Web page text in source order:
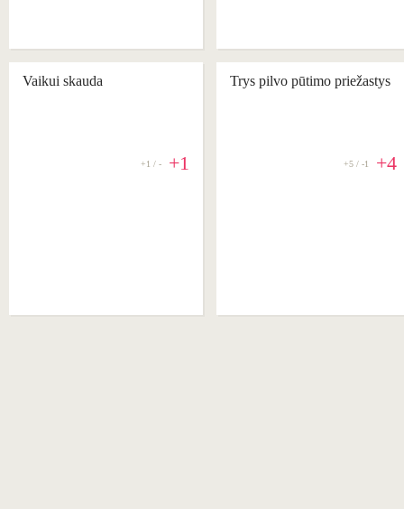
Vaikui skauda
+1 / - +1
Trys pilvo pūtimo priežastys
+5 / -1 +4